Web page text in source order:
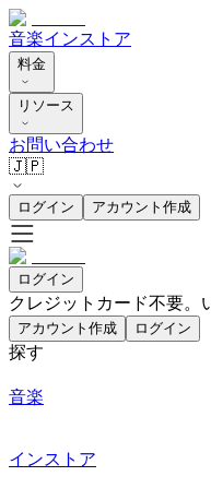
音楽インストア
料金
リソース
お問い合わせ
🇯🇵
ログイン アカウント作成
ログイン
クレジットカード不要。
アカウント作成 ログイン
探す
音楽
インストア